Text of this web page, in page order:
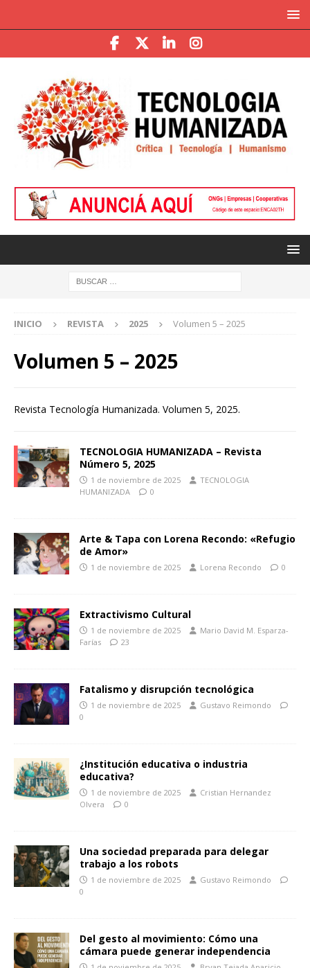
INICIO REVISTA 2025 Volumen 5 – 2025
Volumen 5 – 2025
Revista Tecnología Humanizada. Volumen 5, 2025.
TECNOLOGIA HUMANIZADA – Revista
Número 5, 2025
1 de noviembre de 2025
TECNOLOGIA
HUMANIZADA
0
Arte & Tapa con Lorena Recondo: «Refugio
de Amor»
1 de noviembre de 2025 Lorena Recondo 0
Extractivismo Cultural
1 de noviembre de 2025
Mario David M. Esparza-
Farías
23
Fatalismo y disrupción tecnológica
1 de noviembre de 2025
Gustavo Reimondo
0
¿Institución educativa o industria
educativa?
1 de noviembre de 2025
Cristian Hernandez
Olvera
0
Una sociedad preparada para delegar
trabajo a los robots
1 de noviembre de 2025
Gustavo Reimondo
0
Del gesto al movimiento: Cómo una
cámara puede generar independencia